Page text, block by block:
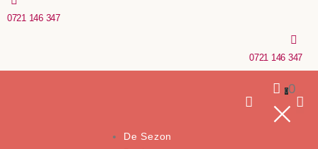
0721 146 347
0721 146 347
00
De Sezon